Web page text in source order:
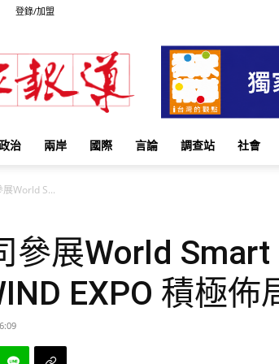
登錄/加盟
獨
家
報
治 兩岸 國際 言論 調查站 社會
World S...
參展World Smart
EXPO 積極佈